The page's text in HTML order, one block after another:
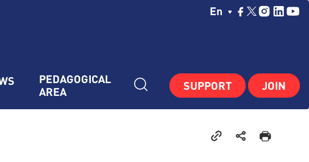
Choisissez Votre
En
PEDAGOGICAL
AREA
SUPPORT JOIN